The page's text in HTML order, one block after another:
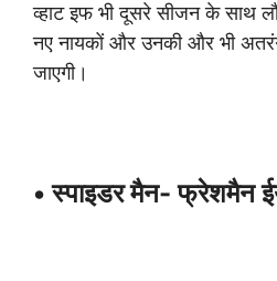
व्हाट इफ भी दूसरे सीजन के साथ
नए नायकों और उनकी और भी
जाएगी।
• स्पाइडर मैन- फ्रेशमैन